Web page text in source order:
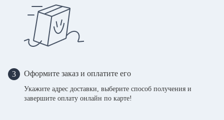
3 Оформите заказ и оплатите его
Укажите адрес доставки, выберите способ получения и
завершите оплату онлайн по карте!